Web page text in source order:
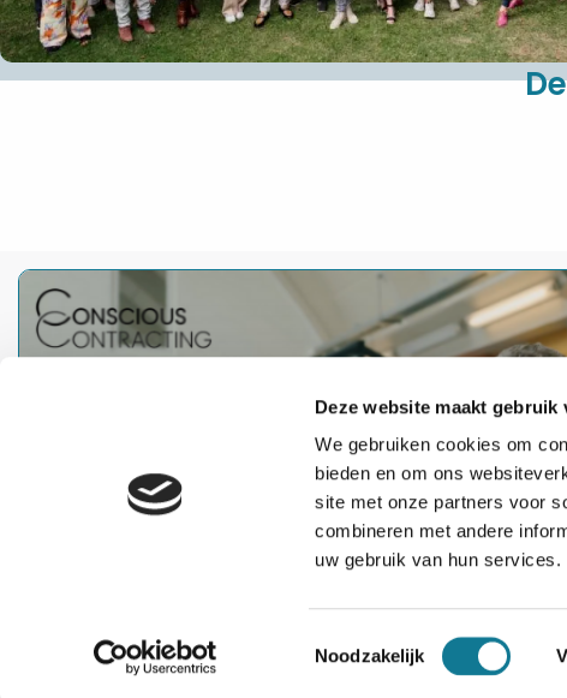
Deze website maakt gebruik
We gebruiken cookies om
bieden en om ons
site met onze partners voor
combineren met andere
uw gebruik van hun services.
Toestemmingsselectie
Noodzakelijk
Lees
meer
over